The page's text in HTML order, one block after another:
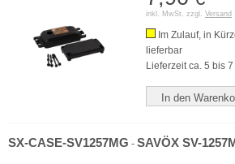
inkl. MwSt. zzgl. Versand
Im Zulauf, in
lieferbar
Lieferzeit ca. 5 bis
In den
SX-CASE-SV1257MG - SAVÖX SV-